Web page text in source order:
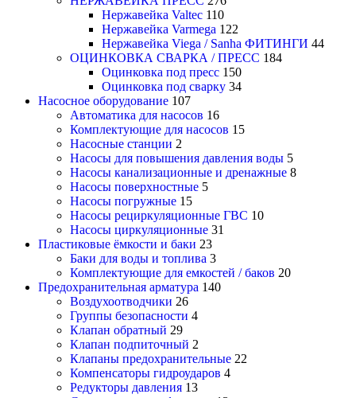
Нержавейка Valtec 110
Нержавейка Varmega 122
Нержавейка Viega / Sanha ФИТИНГИ 44
ОЦИНКОВКА СВАРКА / ПРЕСС 184
Оцинковка под пресс 150
Оцинковка под сварку 34
Насосное оборудование 107
Автоматика для насосов 16
Комплектующие для насосов 15
Насосные станции 2
Насосы для повышения давления воды 5
Насосы канализационные и дренажные 8
Насосы поверхностные 5
Насосы погружные 15
Насосы рециркуляционные ГВС 10
Насосы циркуляционные 31
Пластиковые ёмкости и баки 23
Баки для воды и топлива 3
Комплектующие для емкостей / баков 20
Предохранительная арматура 140
Воздухоотводчики 26
Группы безопасности 4
Клапан обратный 29
Клапан подпиточный 2
Клапаны предохранительные 22
Компенсаторы гидроударов 4
Редукторы давления 13